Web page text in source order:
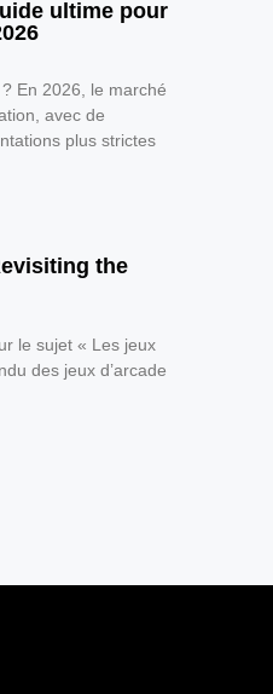
ultime pour
En 2026, le marché
avec de
plus strictes
the
le sujet « Les jeux
des jeux d’arcade